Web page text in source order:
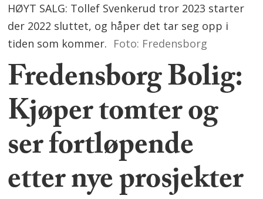
HØYT SALG: Tollef Svenkerud tror 2023 starter
der 2022 sluttet, og håper det tar seg opp i
tiden som kommer. Foto: Fredensborg
Fredensborg Bolig:
Kjøper tomter og
ser fortløpende
etter nye prosjekter